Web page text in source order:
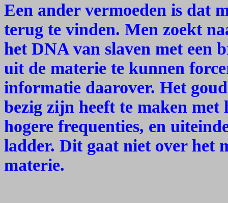
Een ander vermoeden is dat
terug te vinden. Men zoekt
het DNA van slaven met een
uit de materie te kunnen
informatie daarover. Het
bezig zijn heeft te maken met
hogere frequenties, en
ladder. Dit gaat niet over het
materie.